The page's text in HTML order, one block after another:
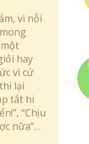
vì nỗi
hay
vì cứ
lại
tắt hi
“Chịu
nữa”…